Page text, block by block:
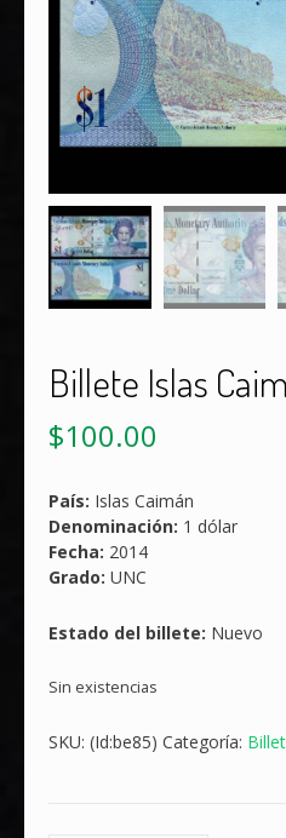
Billete Islas
$100.00
País: Islas Caimán
Denominación: 1 dólar
Fecha: 2014
Grado: UNC
Estado del billete: Nuevo
Sin existencias
SKU: (Id:be85) Categoría: